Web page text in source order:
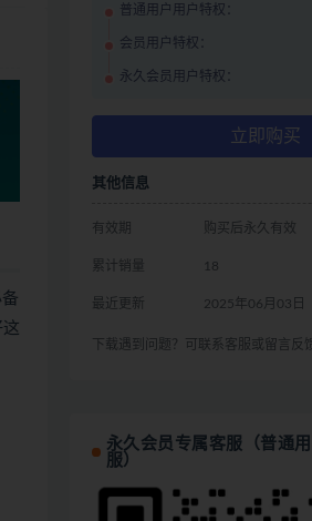
普通用户用户特权：
会员用户特权：
永久会员用户特权：
立即购买
其他信息
有效期 购买后永久有效
累计销量 18
最近更新 2025年06月03日
下载遇到问题？可联系客服或留言反
永久会员专属客服（普通
服）